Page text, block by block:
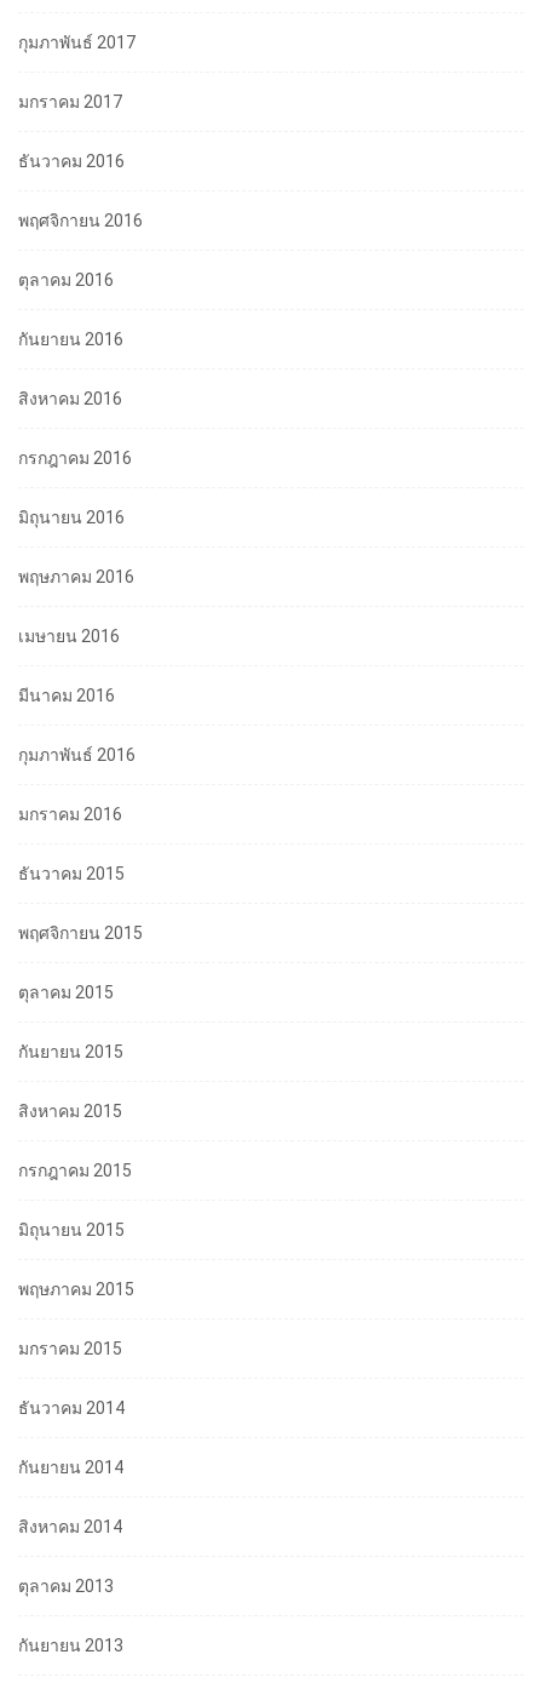
กุมภาพันธ์ 2017
มกราคม 2017
ธันวาคม 2016
พฤศจิกายน 2016
ตุลาคม 2016
กันยายน 2016
สิงหาคม 2016
กรกฎาคม 2016
มิถุนายน 2016
พฤษภาคม 2016
เมษายน 2016
มีนาคม 2016
กุมภาพันธ์ 2016
มกราคม 2016
ธันวาคม 2015
พฤศจิกายน 2015
ตุลาคม 2015
กันยายน 2015
สิงหาคม 2015
กรกฎาคม 2015
มิถุนายน 2015
พฤษภาคม 2015
มกราคม 2015
ธันวาคม 2014
กันยายน 2014
สิงหาคม 2014
ตุลาคม 2013
กันยายน 2013